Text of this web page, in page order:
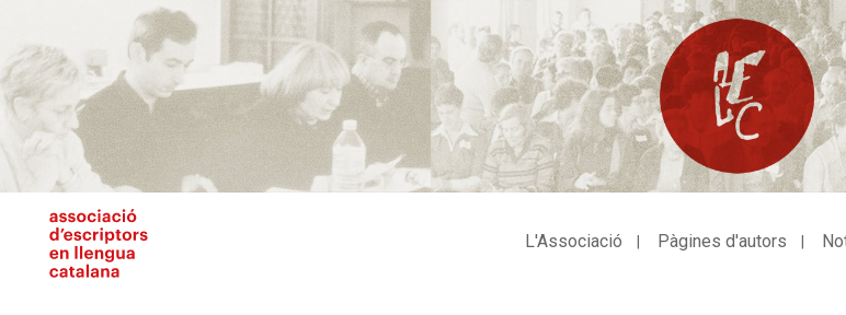
contingut
L'Associació Pàgines d'autors